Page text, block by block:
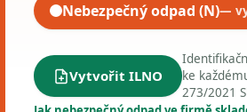
Nebezpečný odpad (N)—
Vytvořit ILNO
ke
273/2021